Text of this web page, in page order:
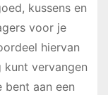
kussens en
voor je
hiervan
kunt vervangen
aan een